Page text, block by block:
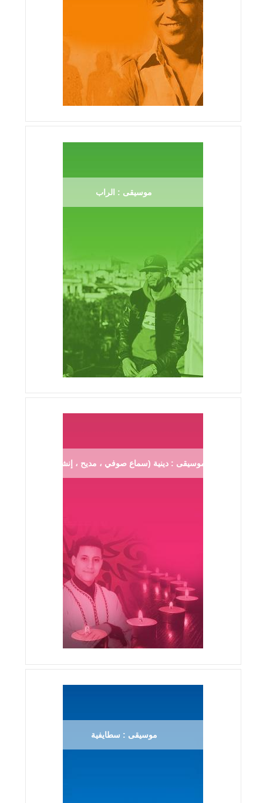
موسيقى : الراب
موسيقى : دينية (سماع صوفي ، مديح ، إنشاد ...)
موسيقى : سطايفية